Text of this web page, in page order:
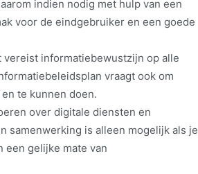
indien nodig met hulp van een
voor de eindgebruiker en een goede
vereist informatiebewustzijn op alle
vraagt ook om
te kunnen doen.
over digitale diensten en
samenwerking is alleen mogelijk als je
een gelijke mate van